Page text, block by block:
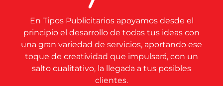
En Tipos Publicitarios apoyamos desde el
principio el desarrollo de todas tus ideas con
una gran variedad de servicios, aportando ese
toque de creatividad que impulsará, con un
salto cualitativo, la llegada a tus posibles
clientes.